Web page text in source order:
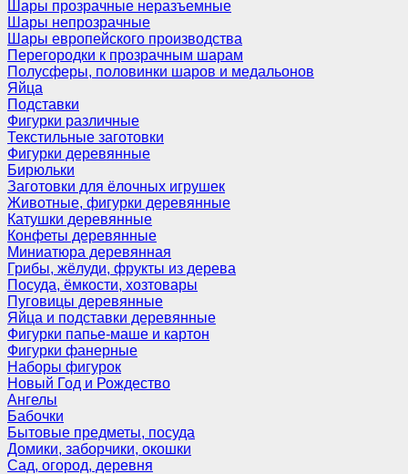
Шары прозрачные неразъемные
Шары непрозрачные
Шары европейского производства
Перегородки к прозрачным шарам
Полусферы, половинки шаров и медальонов
Яйца
Подставки
Фигурки различные
Текстильные заготовки
Фигурки деревянные
Бирюльки
Заготовки для ёлочных игрушек
Животные, фигурки деревянные
Катушки деревянные
Конфеты деревянные
Миниатюра деревянная
Грибы, жёлуди, фрукты из дерева
Посуда, ёмкости, хозтовары
Пуговицы деревянные
Яйца и подставки деревянные
Фигурки папье-маше и картон
Фигурки фанерные
Наборы фигурок
Новый Год и Рождество
Ангелы
Бабочки
Бытовые предметы, посуда
Домики, заборчики, окошки
Сад, огород, деревня